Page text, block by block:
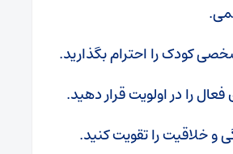
کودک را احترام بگذارید.
را در اولویت قرار دهید.
و خلاقیت را تقویت کنید.